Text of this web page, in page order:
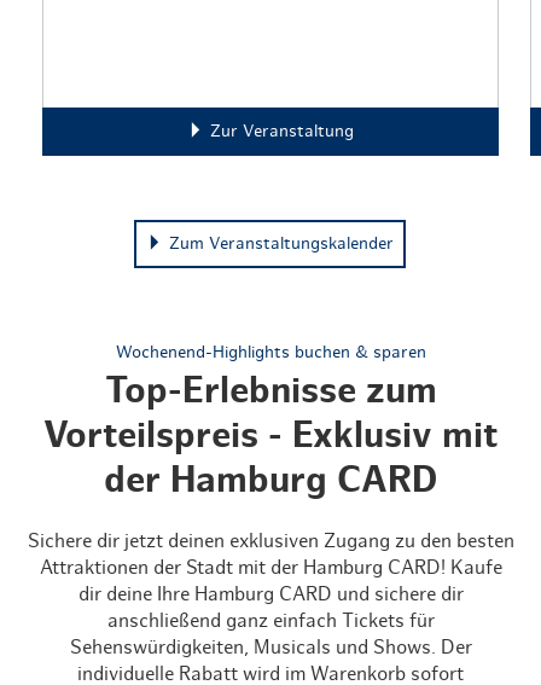
Zur Veranstaltung
Zum Veranstaltungskalender
Wochenend-Highlights buchen & sparen
Top-Erlebnisse zum
Vorteilspreis - Exklusiv mit
der Hamburg CARD
Sichere dir jetzt deinen exklusiven Zugang zu den besten
Attraktionen der Stadt mit der Hamburg CARD! Kaufe
dir deine Ihre Hamburg CARD und sichere dir
anschließend ganz einfach Tickets für
Sehenswürdigkeiten, Musicals und Shows. Der
individuelle Rabatt wird im Warenkorb sofort